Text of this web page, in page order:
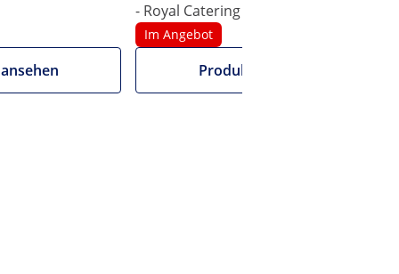
- Royal Catering
Im Angebot
Produkt ansehen